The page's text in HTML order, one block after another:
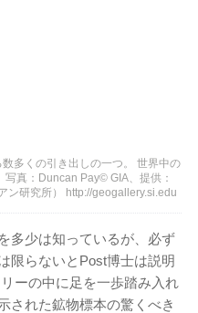
多くの引き出しの一つ。 世界中の
真：Duncan Pay© GIA、提供：
ン研究所） http://geogallery.si.edu
多少は知っているが、必ず
限らないとPost博士は説明
ーの中に足を一歩踏み入れ
された鉱物標本の驚くべき